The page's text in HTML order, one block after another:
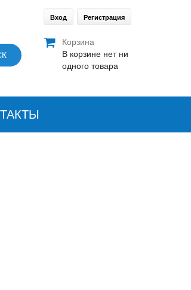
Вход Регистрация
Корзина
В корзине нет ни
одного товара